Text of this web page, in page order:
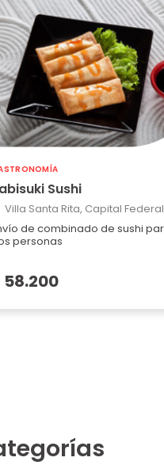
Sushi
Villa Santa Rita, Capital Federal
de combinado de sushi
personas
58.200